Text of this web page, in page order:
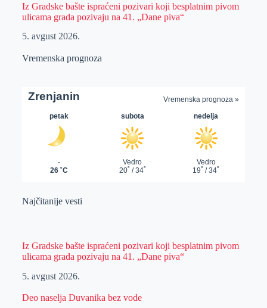
Iz Gradske bašte ispraćeni pozivari koji besplatnim pivom
ulicama grada pozivaju na 41. „Dane piva“
5. avgust 2026.
Vremenska prognoza
Najčitanije vesti
Iz Gradske bašte ispraćeni pozivari koji besplatnim pivom
ulicama grada pozivaju na 41. „Dane piva“
5. avgust 2026.
Deo naselja Duvanika bez vode